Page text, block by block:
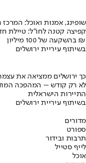
שופינג, אמנות ואוכל:
קפיצה קטנה לחו"ל: טיילת
בהשקעה של 100 מיליון ₪
בשיתוף עיריית ירושלים
כך ירושלים ממציאה את
לא רק קודש – המהפכה
התיירות הישראלית
בשיתוף עיריית ירושלים
מדורים
ספורט
תרבות ובידור
לייף סטייל
אוכל